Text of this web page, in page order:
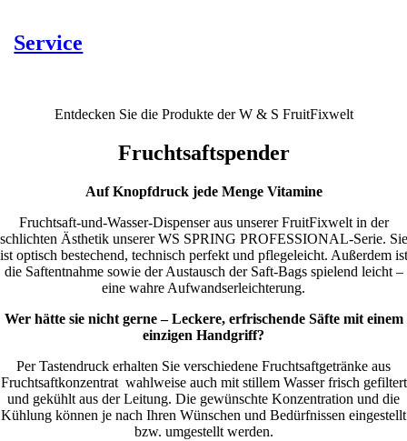
Service
Entdecken Sie die Produkte der W & S FruitFixwelt
Fruchtsaftspender
Auf Knopfdruck jede Menge Vitamine
Fruchtsaft-und-Wasser-Dispenser aus unserer FruitFixwelt in der
schlichten Ästhetik unserer WS SPRING PROFESSIONAL-Serie. Sie
ist optisch bestechend, technisch perfekt und pflegeleicht. Außerdem ist
die Saftentnahme sowie der Austausch der Saft-Bags spielend leicht –
eine wahre Aufwandserleichterung.
Wer hätte sie nicht gerne – Leckere, erfrischende Säfte mit einem
einzigen Handgriff?
Per Tastendruck erhalten Sie verschiedene Fruchtsaftgetränke aus
Fruchtsaftkonzentrat wahlweise auch mit stillem Wasser frisch gefiltert
und gekühlt aus der Leitung. Die gewünschte Konzentration und die
Kühlung können je nach Ihren Wünschen und Bedürfnissen eingestellt
bzw. umgestellt werden.